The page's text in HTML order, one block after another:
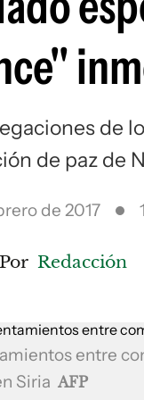
de
de paz de
de 2017
Por Redacción
entre
Siria AFP